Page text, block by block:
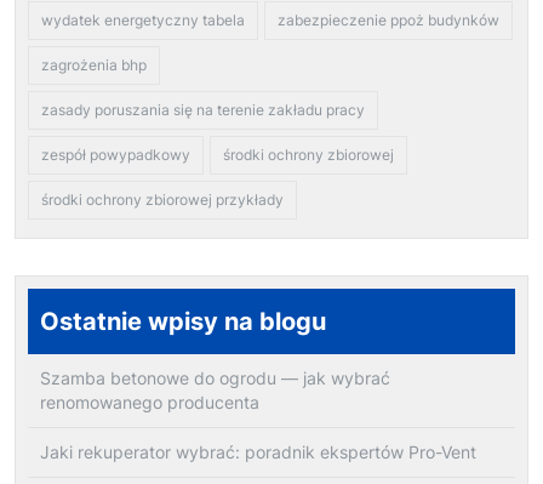
wydatek energetyczny tabela zabezpieczenie ppoż budynków
zagrożenia bhp
zasady poruszania się na terenie zakładu pracy
zespół powypadkowy środki ochrony zbiorowej
środki ochrony zbiorowej przykłady
Ostatnie wpisy na blogu
Szamba betonowe do ogrodu — jak wybrać
renomowanego producenta
Jaki rekuperator wybrać: poradnik ekspertów Pro-Vent